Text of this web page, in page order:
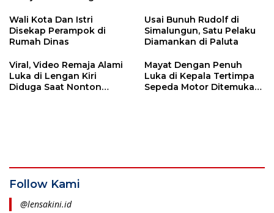
Wali Kota Dan Istri
Disekap Perampok di
Rumah Dinas
Usai Bunuh Rudolf di
Simalungun, Satu Pelaku
Diamankan di Paluta
Viral, Video Remaja Alami
Luka di Lengan Kiri
Diduga Saat Nonton
Mayat Dengan Penuh
Luka di Kepala Tertimpa
Sepeda Motor Ditemukan
Follow Kami
@lensakini.id